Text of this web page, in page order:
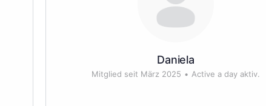
Daniela
Mitglied seit März 2025 • Active a day aktiv.